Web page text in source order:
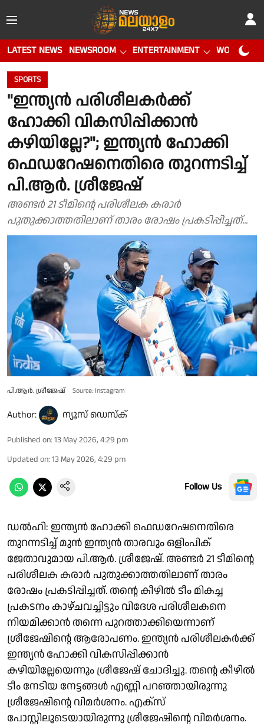
LATEST NEWS NEWSROOM ENTERTAINMENT WORLD CUP
SPORTS
"ഇന്ത്യൻ പരിശീലകർക്ക്
ഹോക്കി വികസിപ്പിക്കാൻ
കഴിയില്ലേ?"; ഇന്ത്യൻ ഹോക്കി
ഫെഡറേഷനെതിരെ തുറന്നടിച്ച്
പി.ആർ. ശ്രീജേഷ്
അണ്ടർ 21 ടീമിൻ്റെ പരിശീലക കരാർ
പുതുക്കാത്തതിലാണ് താരം രോഷം പ്രകടിപ്പിച്ചത്...
പി.ആർ. ശ്രീജേഷ് Source: Instagram
Author: ന്യൂസ് ഡെസ്ക്
Published on: 13 May 2026, 4:29 pm
Updated on: 13 May 2026, 4:29 pm
Follow Us
ഡൽഹി: ഇന്ത്യൻ ഹോക്കി ഫെഡറേഷനെതിരെ
തുറന്നടിച്ച് മുൻ ഇന്ത്യൻ താരവും ഒളിംപിക്
ജേതാവുമായ പി.ആർ. ശ്രീജേഷ്. അണ്ടർ 21 ടീമിൻ്റെ
പരിശീലക കരാർ പുതുക്കാത്തതിലാണ് താരം
രോഷം പ്രകടിപ്പിച്ചത്. തൻ്റെ കീഴിൽ ടീം മികച്ച
പ്രകടനം കാഴ്ചവച്ചിട്ടും വിദേശ പരിശീലകനെ
നിയമിക്കാൻ തന്നെ പുറത്താക്കിയെന്നാണ്
ശ്രീജേഷിൻ്റെ ആരോപണം. ഇന്ത്യൻ പരിശീലകർക്ക്
ഇന്ത്യൻ ഹോക്കി വികസിപ്പിക്കാൻ
കഴിയില്ലേയെന്നും ശ്രീജേഷ് ചോദിച്ചു. തൻ്റെ കീഴിൽ
ടീം നേടിയ നേട്ടങ്ങൾ എണ്ണി പറഞ്ഞായിരുന്നു
ശ്രീജേഷിൻ്റെ വിമർശനം. എക്സ്
പോസ്റ്റിലൂടെയായിരുന്നു ശ്രീജേഷിൻ്റെ വിമർശനം.